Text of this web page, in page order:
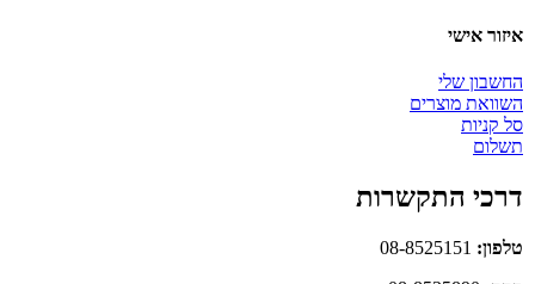
איזור אישי
החשבון שלי
השוואת מוצרים
סל קניות
תשלום
דרכי התקשרות
טלפון: